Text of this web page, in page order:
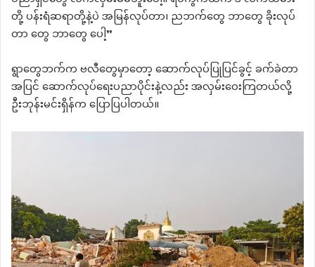
တို့ ပန်းရံဆရာတို့နဲ့ပဲ အမြန်လုပ်တာ၊ ညဘက်တွေ ဘာတွေ ခိုးလုပ်
တာ တွေ ဘာတွေ ပေါ့”
ရွာတွေဘက်က ဗလီတွေမှာတော့ ဆောက်လုပ်ပြုပြင်ခွင့် ခက်ခဲတာ
အပြင် ဆောက်လုပ်ရေးပညာပိုင်းနဲ့လည်း အလှမ်းဝေးကြတယ်လို့
ဦးဘုန်းမင်းရှိန်က ပြောပြပါတယ်။